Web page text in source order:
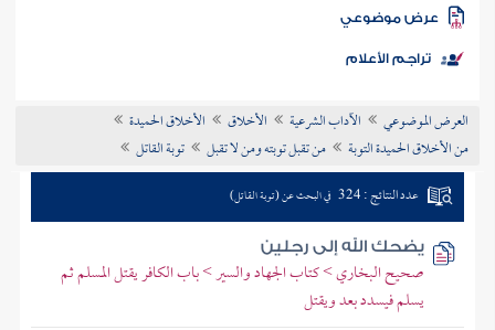
الكتب
موضوعي
تراجم الأعلام
العرض الموضوعي الآداب الشرعية الأخلاق
الأخلاق الحميدة
من الأخلاق الحميدة التوبة
من تقبل توبته ومن لا تقبل توبة القاتل
عدد النتائج : 324 في البحث عن (توبة القاتل)
يضحك الله إلى رجلين
صحيح البخاري > كتاب الجهاد والسير > باب الكافر يقتل المسلم ثم
يسلم فيسدد بعد ويقتل